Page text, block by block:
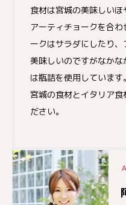
食材は宮城の美味しいほ
アーティチョークを合
ークはサラダにしたり
美味しいのですがなか
は瓶詰を使用しています。
宮城の食材とイタリア
ださい。